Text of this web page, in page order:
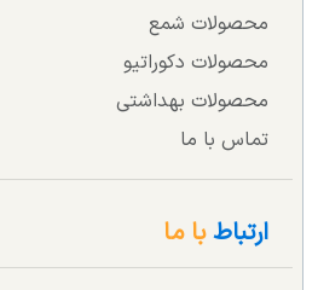
محصولات شمع
محصولات دکوراتیو
محصولات بهداشتی
تماس با ما
ارتباطبا ما